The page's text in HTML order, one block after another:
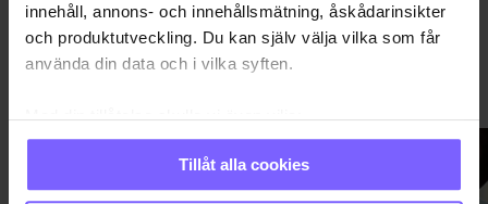
innehåll, annons- och innehållsmätning, åskådarinsikter
och produktutveckling. Du kan själv välja vilka som får
använda din data och i vilka syften.
Med din tillåtelse skulle vi även vilja:
Samla in information om din geografiska plats
som kan ha en noggrannhet på upp till flera meter
Identifiera din enhet genom att aktivt skanna den
Tillåt alla cookies